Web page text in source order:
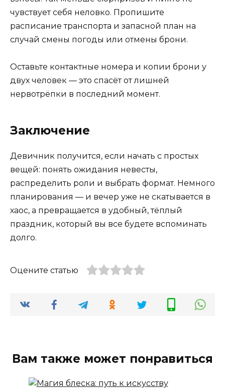
чувствует себя неловко. Пропишите
расписание транспорта и запасной план на
случай смены погоды или отмены брони.
Оставьте контактные номера и копии брони у
двух человек — это спасёт от лишней
нервотрёпки в последний момент.
Заключение
Девичник получится, если начать с простых
вещей: понять ожидания невесты,
распределить роли и выбрать формат. Немного
планирования — и вечер уже не скатывается в
хаос, а превращается в удобный, тёплый
праздник, который вы все будете вспоминать
долго.
Оцените статью
Вам также может понравиться